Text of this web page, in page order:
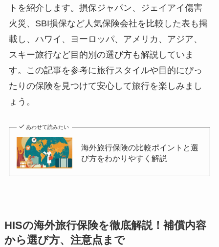
トを紹介します。損保ジャパン、ジェイアイ傷害
火災、SBI損保など人気保険会社を比較した表も掲
載し、ハワイ、ヨーロッパ、アメリカ、アジア、
スキー旅行など目的別の選び方も解説していま
す。この記事を参考に旅行スタイルや目的にぴっ
たりの保険を見つけて安心して旅行を楽しみまし
ょう。
あわせて読みたい
海外旅行保険の比較ポイントと選
び方をわかりやすく解説
HISの海外旅行保険を徹底解説！補償内容
から選び方、注意点まで